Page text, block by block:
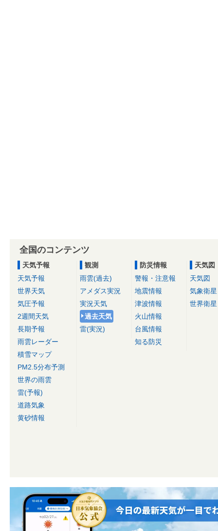
全国のコンテンツ
天気予報
天気予報
世界天気
気圧予報
2週間天気
長期予報
雨雲レーダー
積雪マップ
PM2.5分布予測
世界の雨雲
雷(予報)
道路気象
黄砂情報
観測
雨雲(過去)
アメダス実況
実況天気
過去天気
雷(実況)
防災情報
警報・注意報
地震情報
津波情報
火山情報
台風情報
知る防災
天気図
天気図
気象衛星
世界衛星